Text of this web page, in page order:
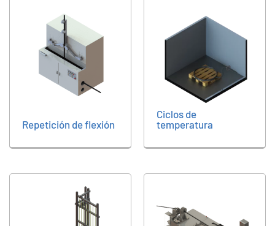
Repetición de flexión
Ciclos de
temperatura